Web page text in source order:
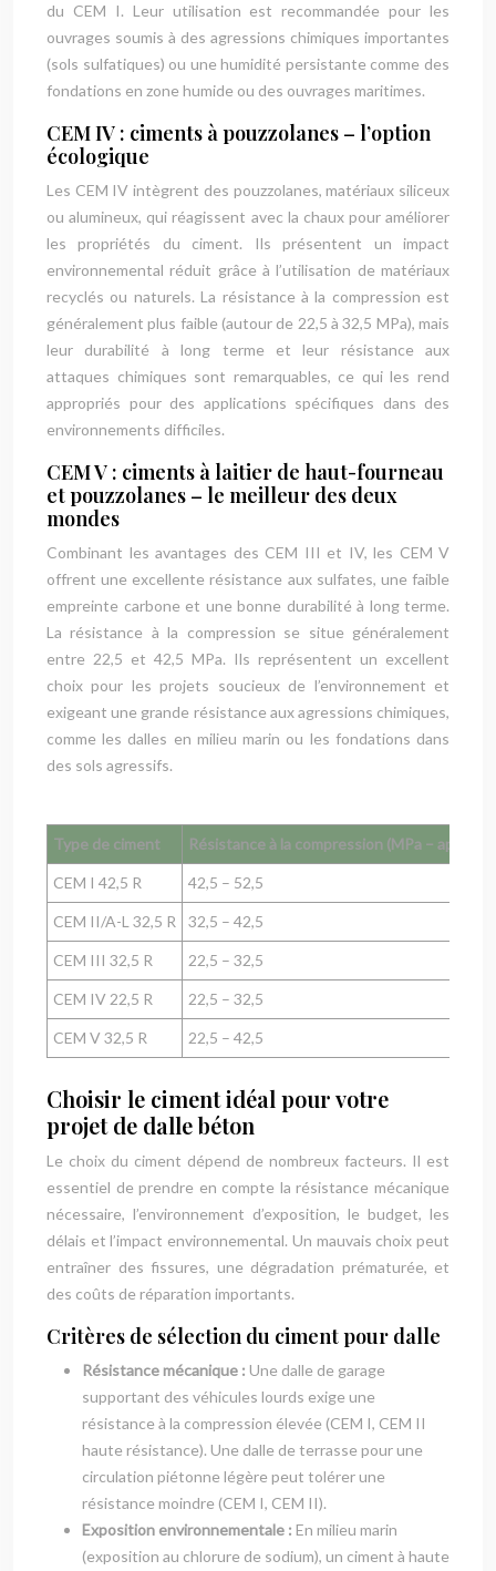
du CEM I. Leur utilisation est recommandée pour les
ouvrages soumis à des agressions chimiques importantes
(sols sulfatiques) ou une humidité persistante comme des
fondations en zone humide ou des ouvrages maritimes.
CEM IV : ciments à pouzzolanes – l’option
écologique
Les CEM IV intègrent des pouzzolanes, matériaux siliceux
ou alumineux, qui réagissent avec la chaux pour améliorer
les propriétés du ciment. Ils présentent un impact
environnemental réduit grâce à l’utilisation de matériaux
recyclés ou naturels. La résistance à la compression est
généralement plus faible (autour de 22,5 à 32,5 MPa), mais
leur durabilité à long terme et leur résistance aux
attaques chimiques sont remarquables, ce qui les rend
appropriés pour des applications spécifiques dans des
environnements difficiles.
CEM V : ciments à laitier de haut-fourneau
et pouzzolanes – le meilleur des deux
mondes
Combinant les avantages des CEM III et IV, les CEM V
offrent une excellente résistance aux sulfates, une faible
empreinte carbone et une bonne durabilité à long terme.
La résistance à la compression se situe généralement
entre 22,5 et 42,5 MPa. Ils représentent un excellent
choix pour les projets soucieux de l’environnement et
exigeant une grande résistance aux agressions chimiques,
comme les dalles en milieu marin ou les fondations dans
des sols agressifs.
Type de ciment Résistance à la compression (MPa – après
CEM I 42,5 R 42,5 – 52,5
CEM II/A-L 32,5 R 32,5 – 42,5
CEM III 32,5 R 22,5 – 32,5
CEM IV 22,5 R 22,5 – 32,5
CEM V 32,5 R 22,5 – 42,5
Choisir le ciment idéal pour votre
projet de dalle béton
Le choix du ciment dépend de nombreux facteurs. Il est
essentiel de prendre en compte la résistance mécanique
nécessaire, l’environnement d’exposition, le budget, les
délais et l’impact environnemental. Un mauvais choix peut
entraîner des fissures, une dégradation prématurée, et
des coûts de réparation importants.
Critères de sélection du ciment pour dalle
Résistance mécanique : Une dalle de garage
supportant des véhicules lourds exige une
résistance à la compression élevée (CEM I, CEM II
haute résistance). Une dalle de terrasse pour une
circulation piétonne légère peut tolérer une
résistance moindre (CEM I, CEM II).
Exposition environnementale : En milieu marin
(exposition au chlorure de sodium), un ciment à haute